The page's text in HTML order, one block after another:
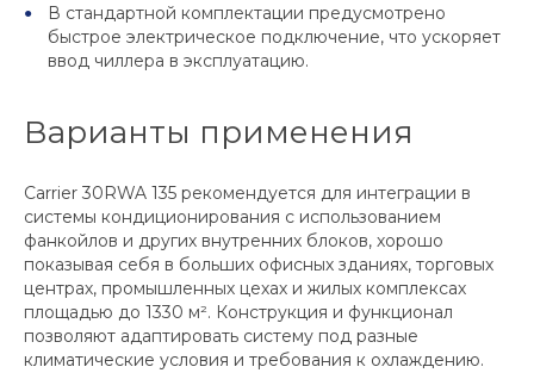
В стандартной комплектации предусмотрено
быстрое электрическое подключение, что ускоряет
ввод чиллера в эксплуатацию.
Варианты применения
Carrier 30RWA 135 рекомендуется для интеграции в
системы кондиционирования с использованием
фанкойлов и других внутренних блоков, хорошо
показывая себя в больших офисных зданиях, торговых
центрах, промышленных цехах и жилых комплексах
площадью до 1330 м². Конструкция и функционал
позволяют адаптировать систему под разные
климатические условия и требования к охлаждению.